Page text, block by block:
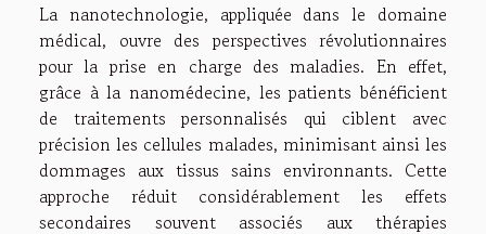
La nanotechnologie, appliquée dans le domaine
médical, ouvre des perspectives révolutionnaires
pour la prise en charge des maladies. En effet,
grâce à la nanomédecine, les patients bénéficient
de traitements personnalisés qui ciblent avec
précision les cellules malades, minimisant ainsi les
dommages aux tissus sains environnants. Cette
approche réduit considérablement les effets
secondaires souvent associés aux thérapies